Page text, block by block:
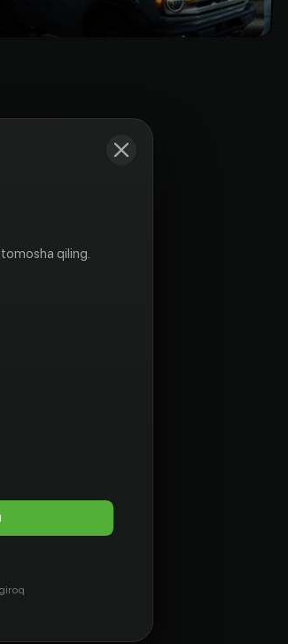
Ssenarist
qiling.